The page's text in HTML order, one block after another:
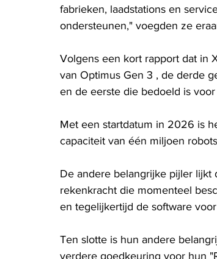
fabrieken, laadstations en
ondersteunen," voegden ze
Volgens een kort rapport dat in
van Optimus Gen 3 , de derde
en de eerste die bedoeld is
Met een startdatum in 2026 is
capaciteit van één miljoen
De andere belangrijke pijler lijkt
rekenkracht die momenteel
en tegelijkertijd de software
Ten slotte is hun andere
verdere goedkeuring voor hun